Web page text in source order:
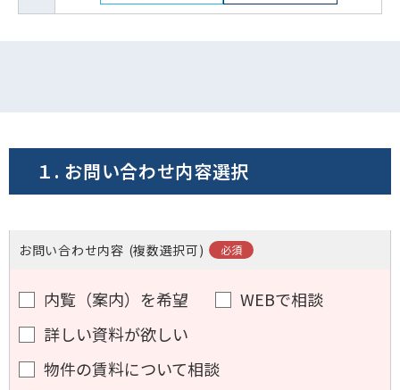
１. お問い合わせ内容選択
お問い合わせ内容 (複数選択可)
内覧（案内）を希望
WEBで相談
詳しい資料が欲しい
物件の賃料について相談